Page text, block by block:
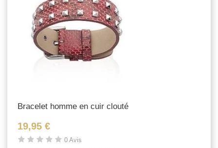
Bracelet homme en cuir clouté
19,95 €
0 Avis